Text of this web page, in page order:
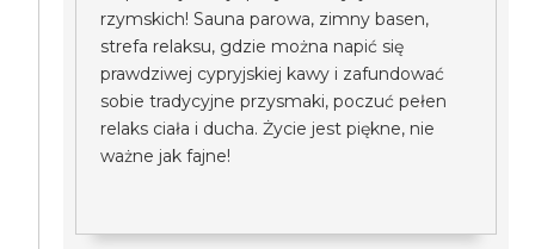
rzymskich! Sauna parowa, zimny basen,
strefa relaksu, gdzie można napić się
prawdziwej cypryjskiej kawy i zafundować
sobie tradycyjne przysmaki, poczuć pełen
relaks ciała i ducha. Życie jest piękne, nie
ważne jak fajne!